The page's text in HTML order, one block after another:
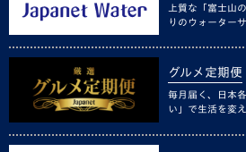
上質な「富士山
りのウォーター
グルメ定期便
毎月届く、日本
い」で生活を変